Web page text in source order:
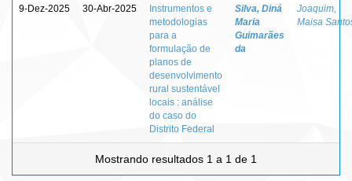
9-Dez-2025 30-Abr-2025
Instrumentos e
metodologias
para a
formulação de
planos de
desenvolvimento
rural sustentável
locais : análise
do caso do
Distrito Federal
Silva, Diná
Maria
Guimarães
da
Joaquim,
Maisa
Mostrando resultados 1 a 1 de 1